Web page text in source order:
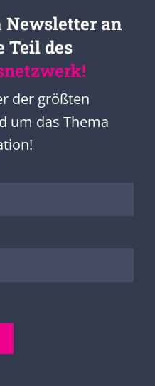
Newsletter an
Teil des
der größten
um das Thema